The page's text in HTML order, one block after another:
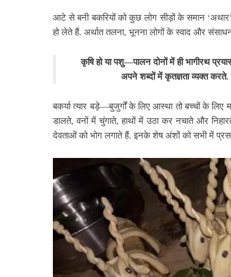
आटे से बनी बकरियों को कुछ लोग सीड़ों के समान
हो लेते हैं. अर्थात तलना, भूनना लोगों के स्वाद और
कृषि हो या पशु—पालन दोनों में ही भागीरथ
अपने शब्दों में कृतज्ञता व्यक्त करते.
बकर्या त्यार बड़े—बुजुर्गों के लिए आस्था तो बच्चों के
डालते, वनों में चुंगाते, हाथों में उठा कर नचाते और
देवताओं को भोग लगाते हैं. इनके शेष अंशों को सभी में